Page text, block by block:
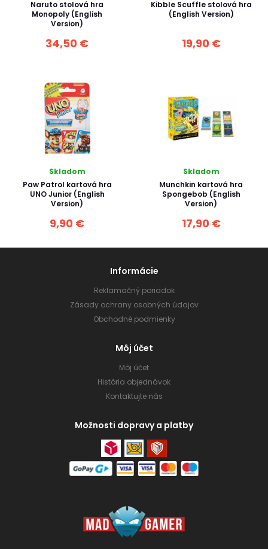
Naruto stolová hra
Monopoly (English
Version)
34,50 €
Kibble Scuffle stolová hra
(English Version)
19,90 €
Skladom
Paw Patrol kartová hra
UNO Junior (English
Version)
9,90 €
Skladom
Munchkin kartová hra
Spongebob (English
Version)
17,90 €
Informácie
Reklamačný poriadok
Zásady ochrany osobných údajov
Obchodné podmienky
Môj účet
Môj účet
História objednávok
Kontaktujte nás
Možnosti dopravy a platby